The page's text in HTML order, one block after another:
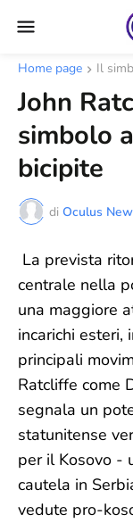
Home page Il
John
simbolo
bicipite
di Oculus
La prevista
centrale nella
una maggiore
incarichi esteri,
principali
Ratcliffe come
segnala un
statunitense
per il Kosovo -
cautela in
vedute pro-